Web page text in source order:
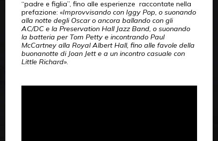
“padre e figlia”, fino alle esperienze raccontate nella
prefazione: «Improvvisando con Iggy Pop, o suonando
alla notte degli Oscar o ancora ballando con gli
AC/DC e la Preservation Hall Jazz Band, o suonando
la batteria per Tom Petty e incontrando Paul
McCartney alla Royal Albert Hall, fino alle favole della
buonanotte di Joan Jett e a un incontro casuale con
Little Richard».